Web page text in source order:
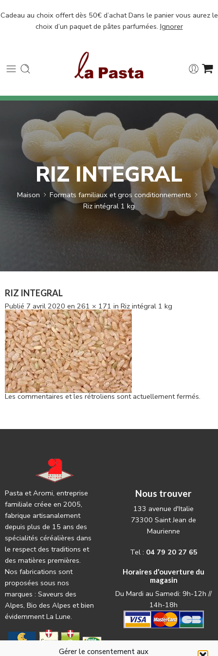
Gérer le consentement aux
Cadeau au choix offert dès 50€ d’achat Dans le panier vous aurez le
choix d’un paquet de pâtes parfumées. Ignorer
RIZ INTEGRAL
Maison
Formats familiaux et gros conditionnements
Riz intégral 1 kg
RIZ INTEGRAL
Publié 7 avril 2020 en 261 × 171 in Riz intégral 1 kg
Les commentaires et les rétroliens sont actuellement fermés.
Pasta et Aromi, entreprise
familiale créee en 2005,
fabrique artisanalement
depuis plus de 15 ans des
spécialités céréalières dans
le respect des traditions et
des matières premières.
Nos fabrications sont
proposées sous nos
marques : Saveurs des
Alpes, Bio des Alpes et bien
évidemment La Lune.
Nous trouver
133 avenue d'Italie
73300 Saint Jean de
Maurienne
Tel : 04 79 20 27 65
Horaires d'ouverture du
magasin
Du Mardi au Samedi: 9h-12h //
14h-18h